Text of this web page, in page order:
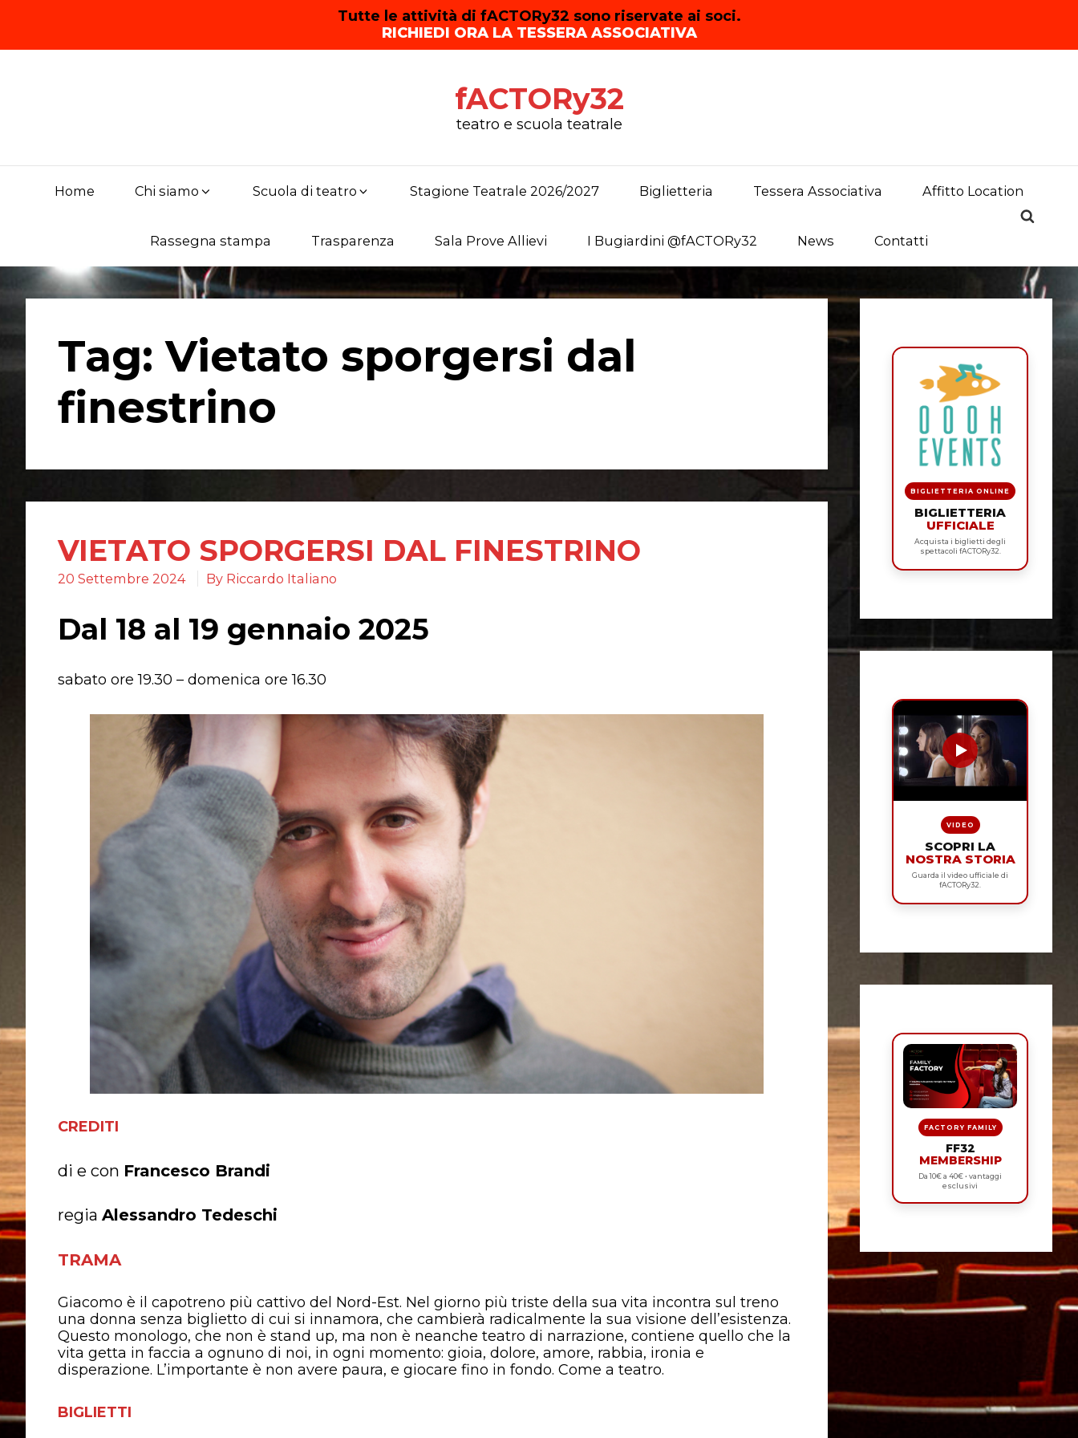
Tutte le attività di fACTORy32 sono riservate ai soci.
RICHIEDI ORA LA TESSERA ASSOCIATIVA
fACTORy32
teatro e scuola teatrale
MainHome Chi siamo Scuola di teatro Stagione Teatrale 2026/2027 Biglietteria Tessera Associativa Affitto Location
Rassegna stampa Trasparenza Sala Prove Allievi I Bugiardini @fACTORy32 News Contatti
Tag:Vietato sporgersi dal
finestrino
VIETATO SPORGERSI DAL FINESTRINO
20 Settembre 2024 By Riccardo Italiano
Dal 18 al 19 gennaio 2025
sabato ore 19.30 – domenica ore 16.30
CREDITI
di e con Francesco Brandi
regia Alessandro Tedeschi
TRAMA
Giacomo è il capotreno più cattivo del Nord-Est. Nel giorno più triste della sua vita incontra sul treno
una donna senza biglietto di cui si innamora, che cambierà radicalmente la sua visione dell’esistenza.
Questo monologo, che non è stand up, ma non è neanche teatro di narrazione, contiene quello che la
vita getta in faccia a ognuno di noi, in ogni momento: gioia, dolore, amore, rabbia, ironia e
disperazione. L’importante è non avere paura, e giocare fino in fondo. Come a teatro.
BIGLIETTI
Primary
Sidebar
BIGLIETTERIA ONLINE
BIGLIETTERIA
UFFICIALE
Acquista i biglietti degli
spettacoli fACTORy32.
VIDEO
SCOPRI LA
NOSTRA STORIA
Guarda il video ufficiale di
fACTORy32.
FACTORY FAMILY
FF32
MEMBERSHIP
Da 10€ a 40€ • vantaggi
esclusivi